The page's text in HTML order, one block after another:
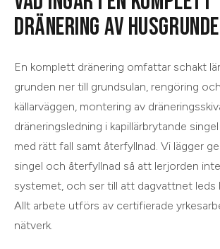
DRÄNERING AV
En komplett dränering omfattar schakt
grunden ner till grundsulan, rengöring
källarväggen, montering av
dräneringsledning i kapillärbrytande
med rätt fall samt återfyllnad. Vi lägger
singel och återfyllnad så att lerjorden
systemet, och ser till att dagvattnet leds
Allt arbete utförs av certifierade
nätverk.